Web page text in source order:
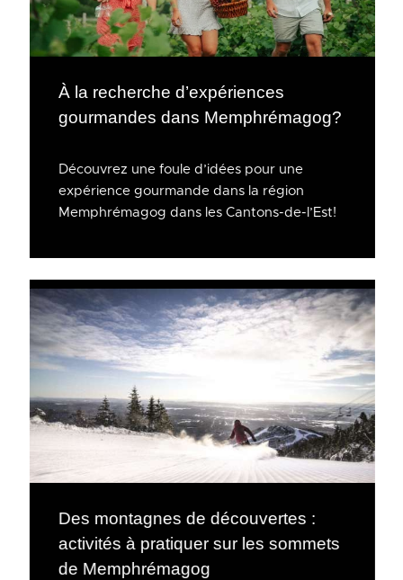
À la recherche d’expériences
gourmandes dans Memphrémagog?
Découvrez une foule d’idées pour une
expérience gourmande dans la région
Memphrémagog dans les Cantons-de-l’Est!
Des montagnes de découvertes :
activités à pratiquer sur les sommets
de Memphrémagog